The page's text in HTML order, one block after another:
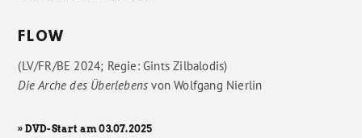
FLOW
(LV/FR/BE 2024; Regie: Gints Zilbalodis)
Die Arche des Überlebens vonWolfgang Nierlin
» DVD-Start am 03.07.2025